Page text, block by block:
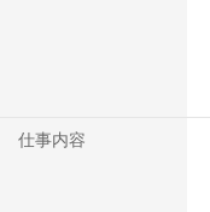
仕事内容